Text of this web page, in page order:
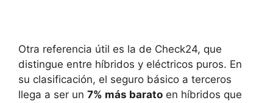
Otra referencia útil es la de Check24, que
distingue entre híbridos y eléctricos puros. En
su clasificación, el seguro básico a terceros
llega a ser un 7% más barato en híbridos que